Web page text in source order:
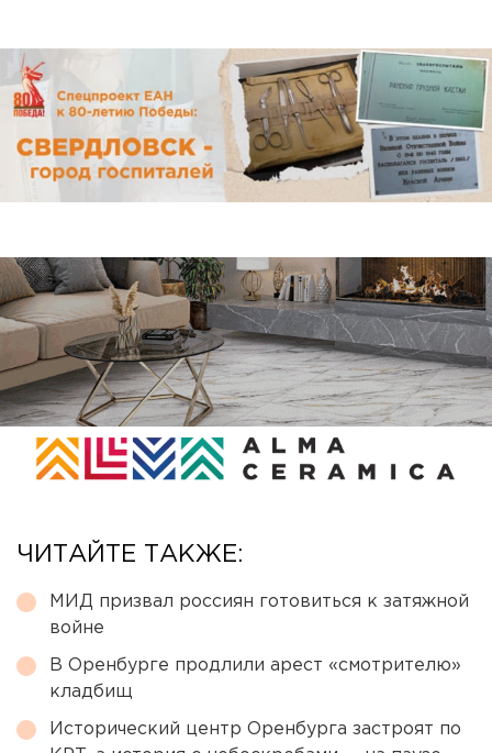
ЧИТАЙТЕ ТАКЖЕ:
МИД призвал россиян готовиться к затяжной
войне
В Оренбурге продлили арест «смотрителю»
кладбищ
Исторический центр Оренбурга застроят по